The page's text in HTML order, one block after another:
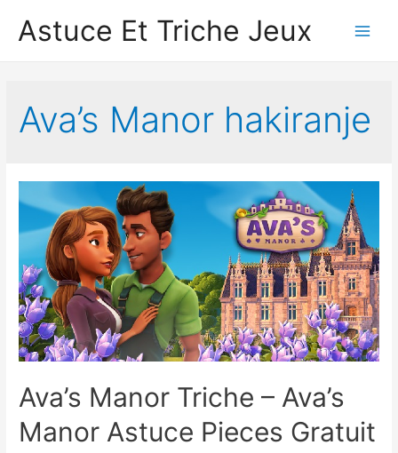
Astuce Et Triche Jeux
Ava’s Manor hakiranje
Ava’s Manor Triche – Ava’s
Manor Astuce Pieces Gratuit